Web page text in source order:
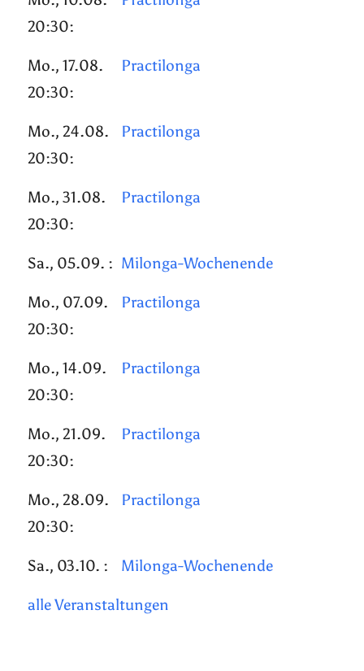
20:30:
Mo., 17.08.
20:30:
Practilonga
Mo., 24.08.
20:30:
Practilonga
Mo., 31.08.
20:30:
Practilonga
Sa., 05.09. : Milonga-Wochenende
Mo., 07.09.
20:30:
Practilonga
Mo., 14.09.
20:30:
Practilonga
Mo., 21.09.
20:30:
Practilonga
Mo., 28.09.
20:30:
Practilonga
Sa., 03.10. : Milonga-Wochenende
alle Veranstaltungen